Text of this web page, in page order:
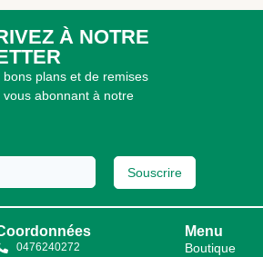
À NOTRE
bons plans et de remises
vous abonnant à notre
Souscrire
0476240272
Menu
Boutique